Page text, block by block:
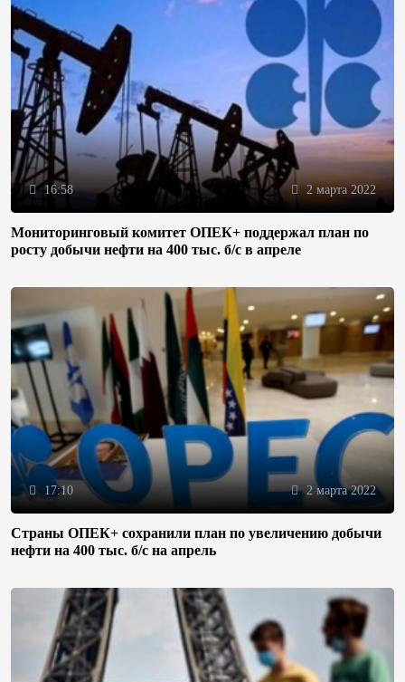
16:58 2 марта 2022
Мониторинговый комитет ОПЕК+ поддержал план по
росту добычи нефти на 400 тыс. б/с в апреле
17:10 2 марта 2022
Страны ОПЕК+ сохранили план по увеличению добычи
нефти на 400 тыс. б/с на апрель